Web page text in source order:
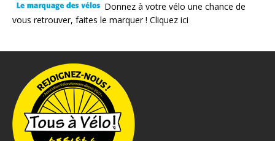
Donnez à votre vélo une chance de
vous retrouver, faites le marquer ! Cliquez ici